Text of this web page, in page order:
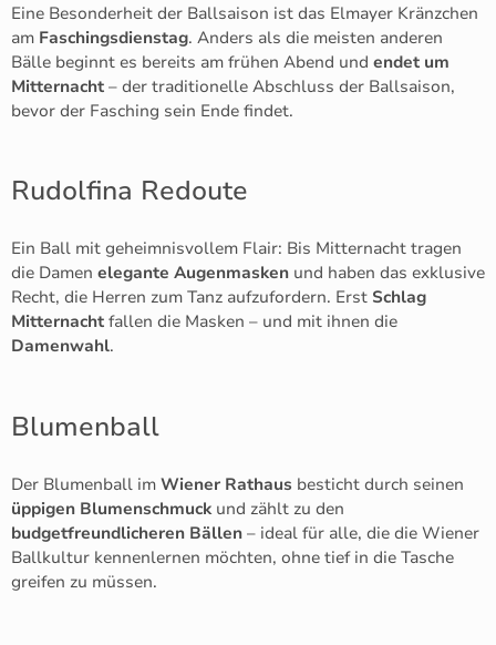
Eine Besonderheit der Ballsaison ist das Elmayer Kränzchen
am Faschingsdienstag. Anders als die meisten anderen
Bälle beginnt es bereits am frühen Abend und endet um
Mitternacht – der traditionelle Abschluss der Ballsaison,
bevor der Fasching sein Ende findet.
Rudolfina Redoute
Ein Ball mit geheimnisvollem Flair: Bis Mitternacht tragen
die Damen elegante Augenmasken und haben das exklusive
Recht, die Herren zum Tanz aufzufordern. Erst Schlag
Mitternacht fallen die Masken – und mit ihnen die
Damenwahl.
Blumenball
Der Blumenball im Wiener Rathaus besticht durch seinen
üppigen Blumenschmuckund zählt zu den
budgetfreundlicheren Bällen – ideal für alle, die die Wiener
Ballkultur kennenlernen möchten, ohne tief in die Tasche
greifen zu müssen.